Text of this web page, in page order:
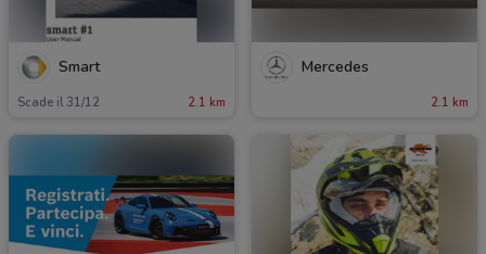
Smart
Scade il 31/12 2.1 km
Mercedes
2.1 km